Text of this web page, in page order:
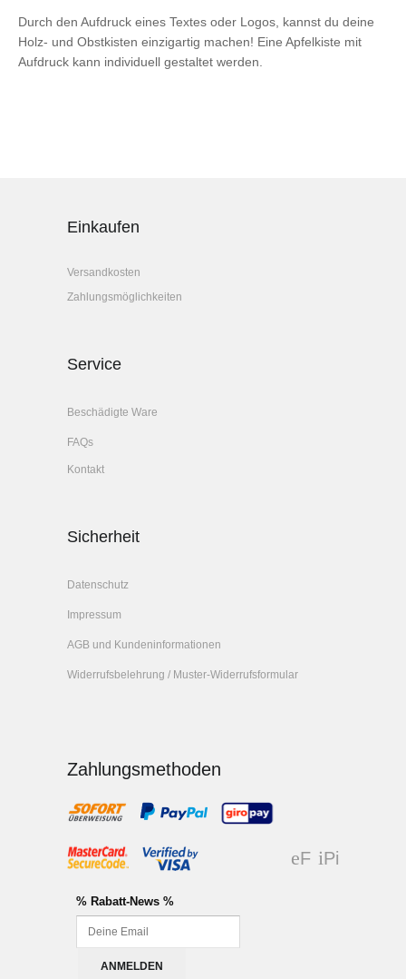
Durch den Aufdruck eines Textes oder Logos, kannst du deine
Holz- und Obstkisten einzigartig machen! Eine Apfelkiste mit
Aufdruck kann individuell gestaltet werden.
Einkaufen
Versandkosten
Zahlungsmöglichkeiten
Service
Beschädigte Ware
FAQs
Kontakt
Sicherheit
Datenschutz
Impressum
AGB und Kundeninformationen
Widerrufsbelehrung / Muster-Widerrufsformular
Zahlungsmethoden
F
Pi
% Rabatt-News %